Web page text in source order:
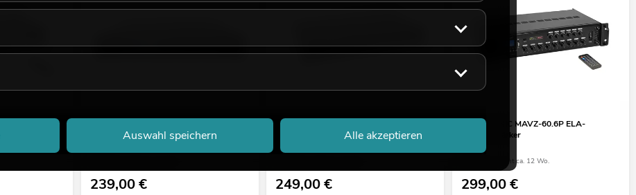
Mischverstärker
239,00€
OMNITRONIC PAA-120 ELA-Verstärker
249,00€
OMNITRONIC MAVZ-60.6P ELA-
Mischverstärker
Bestand reicht ca. 12 Wo.
299,00€
Auswahl speichern Alle akzeptieren